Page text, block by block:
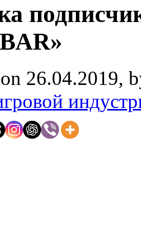
26.04.2019,